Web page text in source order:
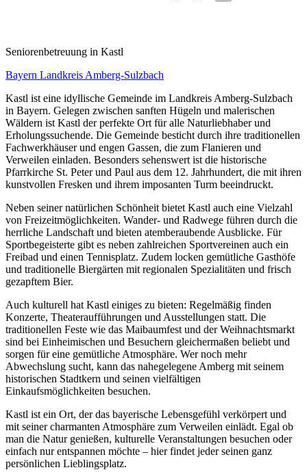
Senioren­betreuung in Kastl
Bayern Landkreis Amberg-Sulzbach
Kastl ist eine idyllische Gemeinde im Landkreis Amberg-Sulzbach
in Bayern. Gelegen zwischen sanften Hügeln und malerischen
Wäldern ist Kastl der perfekte Ort für alle Naturliebhaber und
Erholungssuchende. Die Gemeinde besticht durch ihre traditionellen
Fachwerkhäuser und engen Gassen, die zum Flanieren und
Verweilen einladen. Besonders sehenswert ist die historische
Pfarrkirche St. Peter und Paul aus dem 12. Jahrhundert, die mit ihren
kunstvollen Fresken und ihrem imposanten Turm beeindruckt.
Neben seiner natürlichen Schönheit bietet Kastl auch eine Vielzahl
von Freizeitmöglichkeiten. Wander- und Radwege führen durch die
herrliche Landschaft und bieten atemberaubende Ausblicke. Für
Sportbegeisterte gibt es neben zahlreichen Sportvereinen auch ein
Freibad und einen Tennisplatz. Zudem locken gemütliche Gasthöfe
und traditionelle Biergärten mit regionalen Spezialitäten und frisch
gezapftem Bier.
Auch kulturell hat Kastl einiges zu bieten: Regelmäßig finden
Konzerte, Theateraufführungen und Ausstellungen statt. Die
traditionellen Feste wie das Maibaumfest und der Weihnachtsmarkt
sind bei Einheimischen und Besuchern gleichermaßen beliebt und
sorgen für eine gemütliche Atmosphäre. Wer noch mehr
Abwechslung sucht, kann das nahegelegene Amberg mit seinem
historischen Stadtkern und seinen vielfältigen
Einkaufsmöglichkeiten besuchen.
Kastl ist ein Ort, der das bayerische Lebensgefühl verkörpert und
mit seiner charmanten Atmosphäre zum Verweilen einlädt. Egal ob
man die Natur genießen, kulturelle Veranstaltungen besuchen oder
einfach nur entspannen möchte – hier findet jeder seinen ganz
persönlichen Lieblingsplatz.